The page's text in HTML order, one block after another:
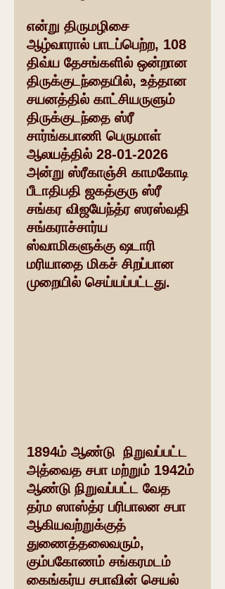
என்று திருமழிசை
ஆழ்வாரால் பாடப்பெற்ற, 108
திவ்ய தேசங்களில் ஒன்றான
திருக்குடந்தையில், உத்தான
சயனத்தில் காட்சியருளும்
திருக்குடந்தை ஸ்ரீ
சார்ங்கபாணி பெருமாள்
ஆலயத்தில் 28-01-2026
அன்று ஸ்ரீகாஞ்சி காமகோடி
பீடாதிபதி ஜகத்குரு ஸ்ரீ
சங்கர விஜயேந்த்ர ஸரஸ்வதி
சங்கராச்சார்ய
ஸ்வாமிகளுக்கு ஷடாரி
மரியாதை மிகச் சிறப்பான
முறையில் செய்யப்பட்டது.
1894ம் ஆண்டு  நிறுவப்பட்ட
அத்வைத சபா மற்றும் 1942ம்
ஆண்டு நிறுவப்பட்ட வேத
தர்ம ஸாஸ்த்ர பரிபாலன சபா
ஆகியவற்றுக்குத்
துணைத்தலைவரும்,
கும்பகோணம் சங்கரமடம்
கைங்கர்ய சபாவின் செயல்